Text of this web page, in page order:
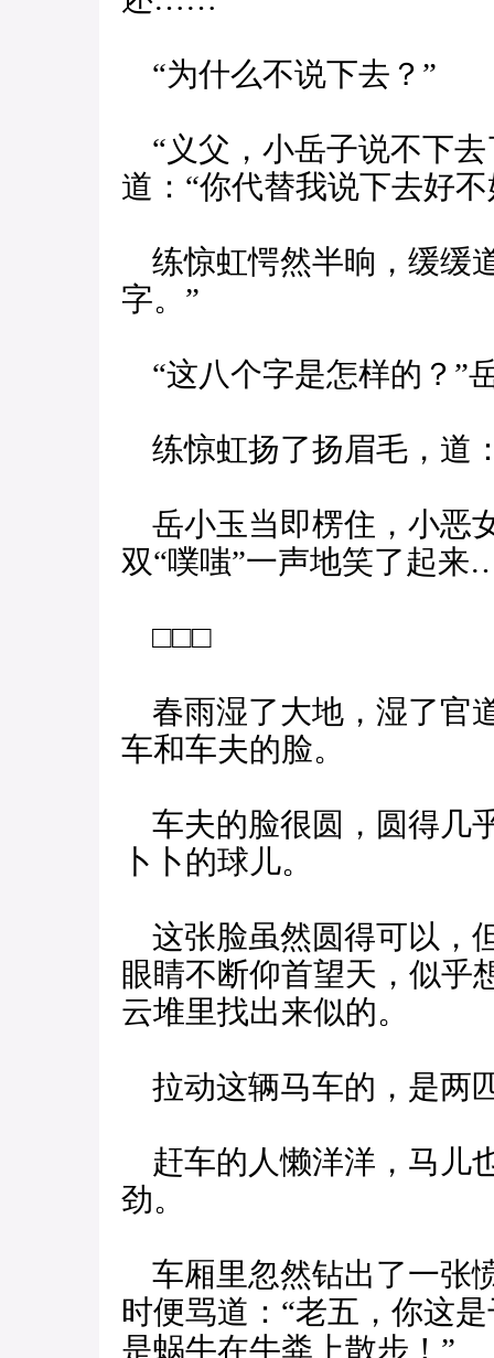
“为什么不说下去？”
“义父，小岳子说不下去
道：“你代替我说下去好不
练惊虹愕然半晌，缓缓
字。”
“这八个字是怎样的？”
练惊虹扬了扬眉毛，道
岳小玉当即楞住，小恶
双“噗嗤”一声地笑了起
□□□
春雨湿了大地，湿了官
车和车夫的脸。
车夫的脸很圆，圆得几
卜卜的球儿。
这张脸虽然圆得可以，
眼睛不断仰首望天，似乎
云堆里找出来似的。
拉动这辆马车的，是两
赶车的人懒洋洋，马儿
劲。
车厢里忽然钻出了一张
时便骂道：“老五，你这
是蜗牛在牛粪上散步！”